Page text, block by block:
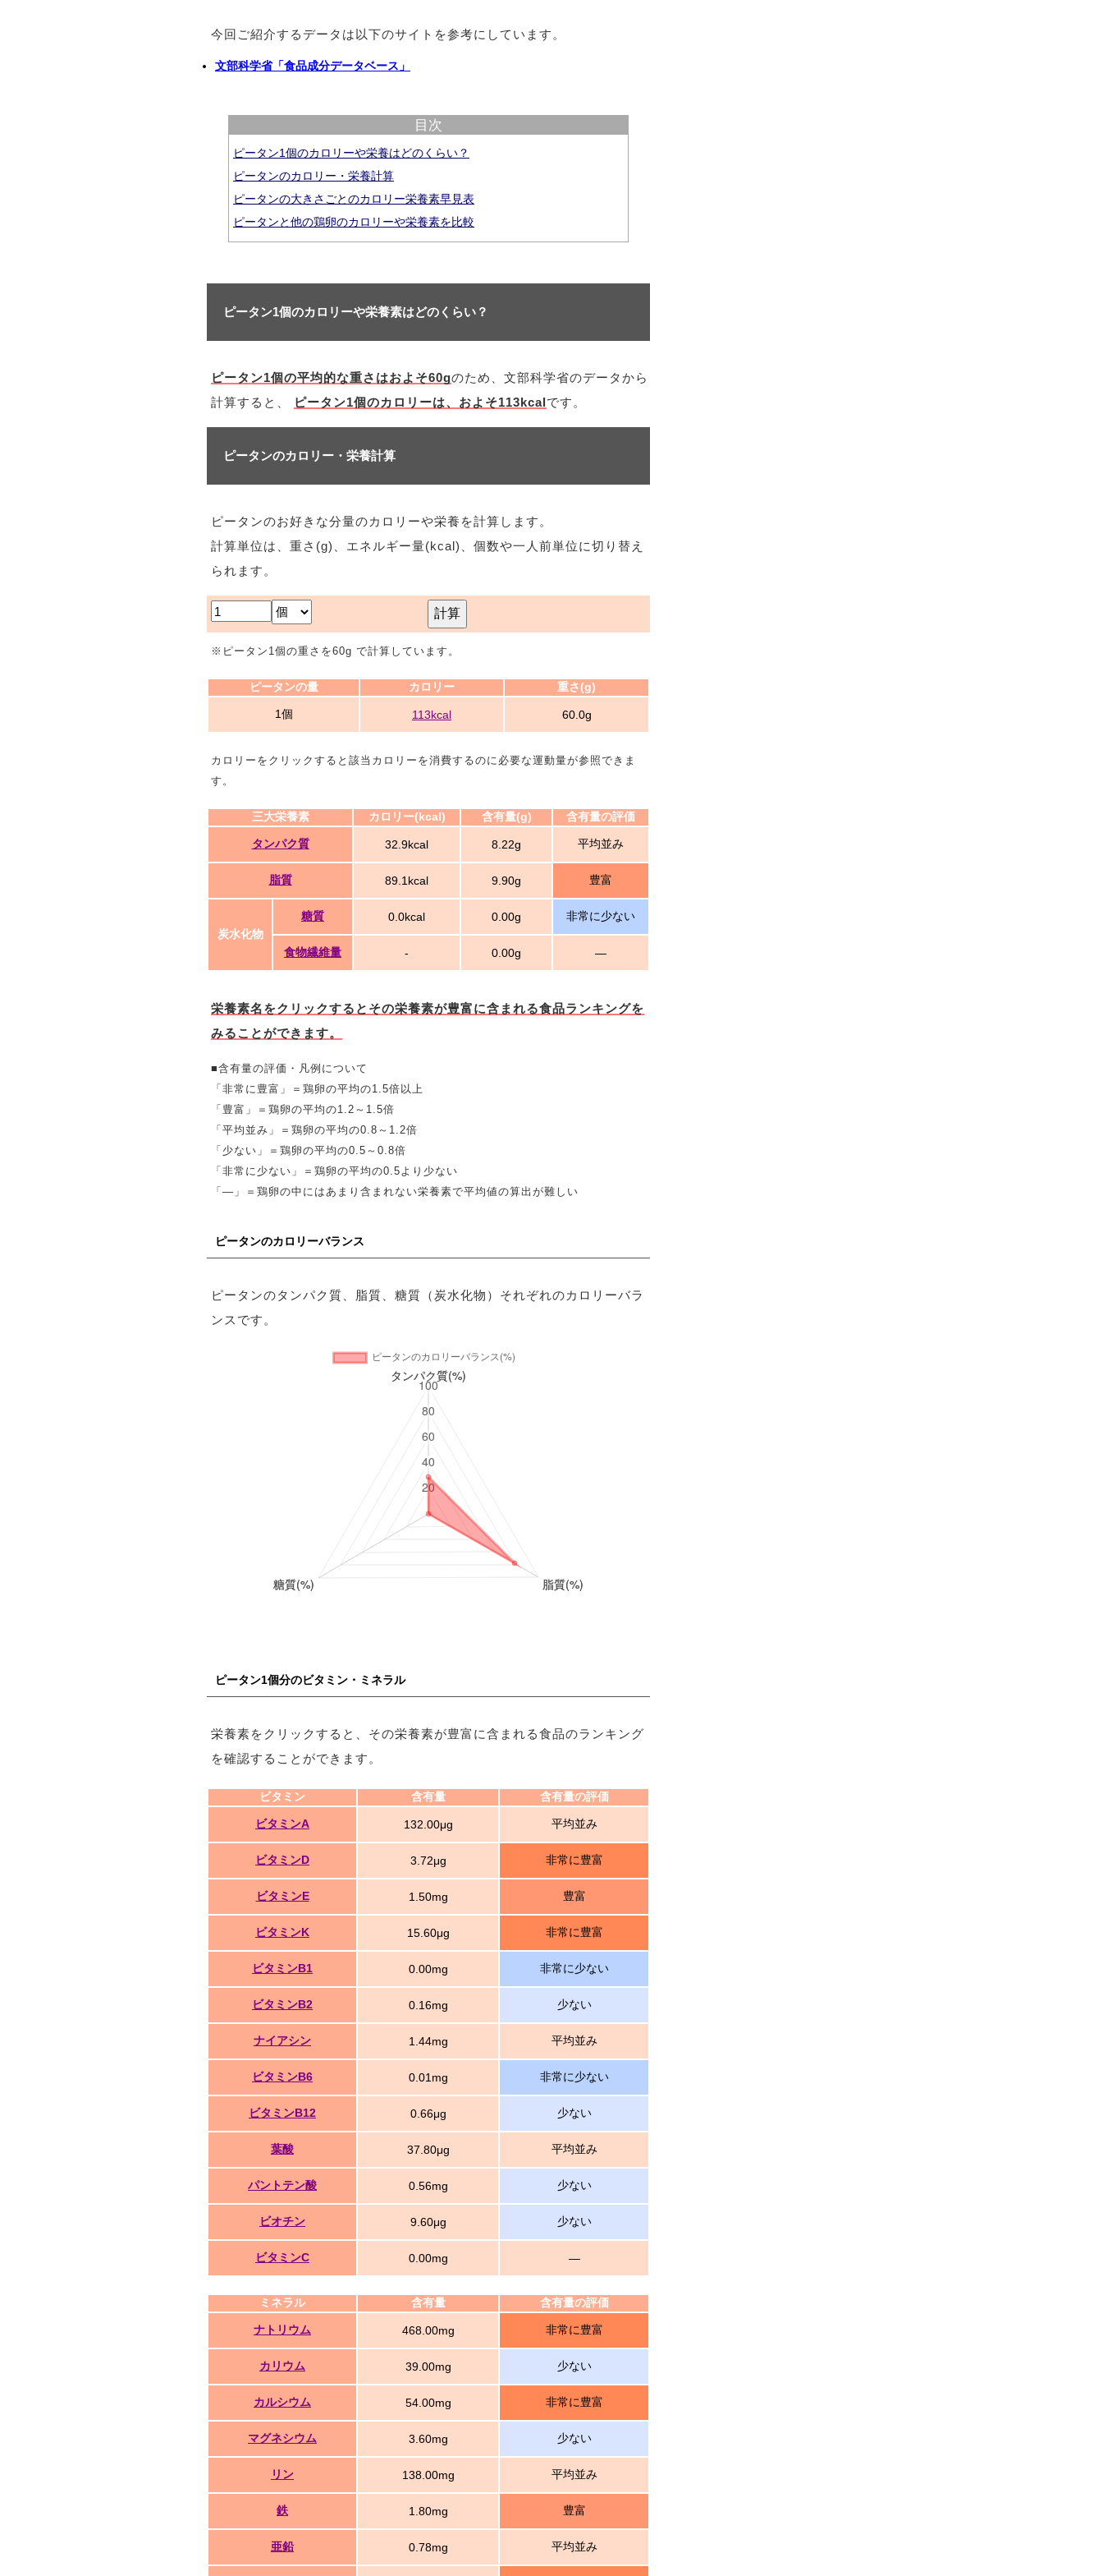
今回ご紹介するデータは以下のサイトを参考にしています。
文部科学省「食品成分データベース」
目次
ピータン1個のカロリーや栄養はどのくらい？
ピータンのカロリー・栄養計算
ピータンの大きさごとのカロリー栄養素早見表
ピータンと他の鶏卵のカロリーや栄養素を比較
ピータン1個のカロリーや栄養素はどのくらい？
ピータン1個の平均的な重さはおよそ60gのため、文部科学省のデータから
計算すると、
ピータン1個のカロリーは、およそ113kcalです。
ピータンのカロリー・栄養計算
ピータンのお好きな分量のカロリーや栄養を計算します。
計算単位は、重さ(g)、エネルギー量(kcal)、個数や一人前単位に切り替え
られます。
計算
※ピータン1個の重さを60g で計算しています。
ピータンの量 カロリー 重さ(g)
1個 113kcal 60.0g
カロリーをクリックすると該当カロリーを消費するのに必要な運動量が参照できま
す。
三大栄養素 カロリー(kcal) 含有量(g) 含有量の評価
タンパク質 32.9kcal 8.22g 平均並み
脂質 89.1kcal 9.90g 豊富
炭水化物
糖質 0.0kcal 0.00g 非常に少ない
食物繊維量 - 0.00g ―
栄養素名をクリックするとその栄養素が豊富に含まれる食品ランキングを
みることができます。
■含有量の評価・凡例について
「非常に豊富」＝鶏卵の平均の1.5倍以上
「豊富」＝鶏卵の平均の1.2～1.5倍
「平均並み」＝鶏卵の平均の0.8～1.2倍
「少ない」＝鶏卵の平均の0.5～0.8倍
「非常に少ない」＝鶏卵の平均の0.5より少ない
「―」＝鶏卵の中にはあまり含まれない栄養素で平均値の算出が難しい
ピータンのカロリーバランス
ピータンのタンパク質、脂質、糖質（炭水化物）それぞれのカロリーバラ
ンスです。
ピータン1個分のビタミン・ミネラル
栄養素をクリックすると、その栄養素が豊富に含まれる食品のランキング
を確認することができます。
ビタミン 含有量 含有量の評価
ビタミンA 132.00μg 平均並み
ビタミンD 3.72μg 非常に豊富
ビタミンE 1.50mg 豊富
ビタミンK 15.60μg 非常に豊富
ビタミンB1 0.00mg 非常に少ない
ビタミンB2 0.16mg 少ない
ナイアシン 1.44mg 平均並み
ビタミンB6 0.01mg 非常に少ない
ビタミンB12 0.66μg 少ない
葉酸 37.80μg 平均並み
パントテン酸 0.56mg 少ない
ビオチン 9.60μg 少ない
ビタミンC 0.00mg ―
ミネラル 含有量 含有量の評価
ナトリウム 468.00mg 非常に豊富
カリウム 39.00mg 少ない
カルシウム 54.00mg 非常に豊富
マグネシウム 3.60mg 少ない
リン 138.00mg 平均並み
鉄 1.80mg 豊富
亜鉛 0.78mg 平均並み